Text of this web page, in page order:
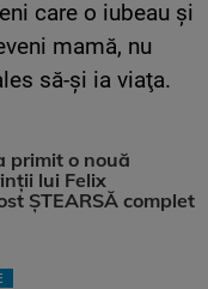
care o iubeau şi
mamă, nu
să-şi ia viaţa.
primit o nouă
lui Felix
ȘTEARSĂ complet